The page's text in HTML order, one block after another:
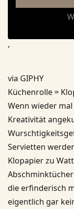
‚
via GIPHY
Küchenrolle =
Wenn wieder
Kreativität
Servietten
Klopapier zu
die erfinderisch
eigentlich gar